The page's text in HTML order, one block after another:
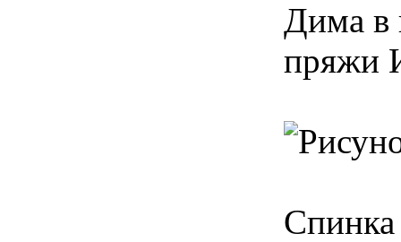
Дима в
пряжи
Спинка